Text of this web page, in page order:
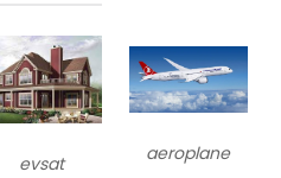
evsat aeroplane